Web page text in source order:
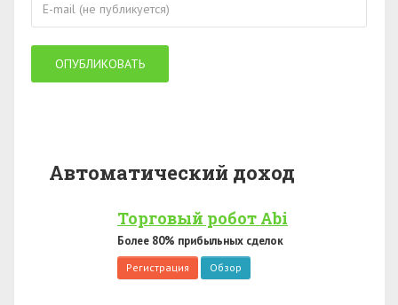
Автоматический доход
Торговый робот Abi
Более 80% прибыльных сделок
Регистрация Обзор